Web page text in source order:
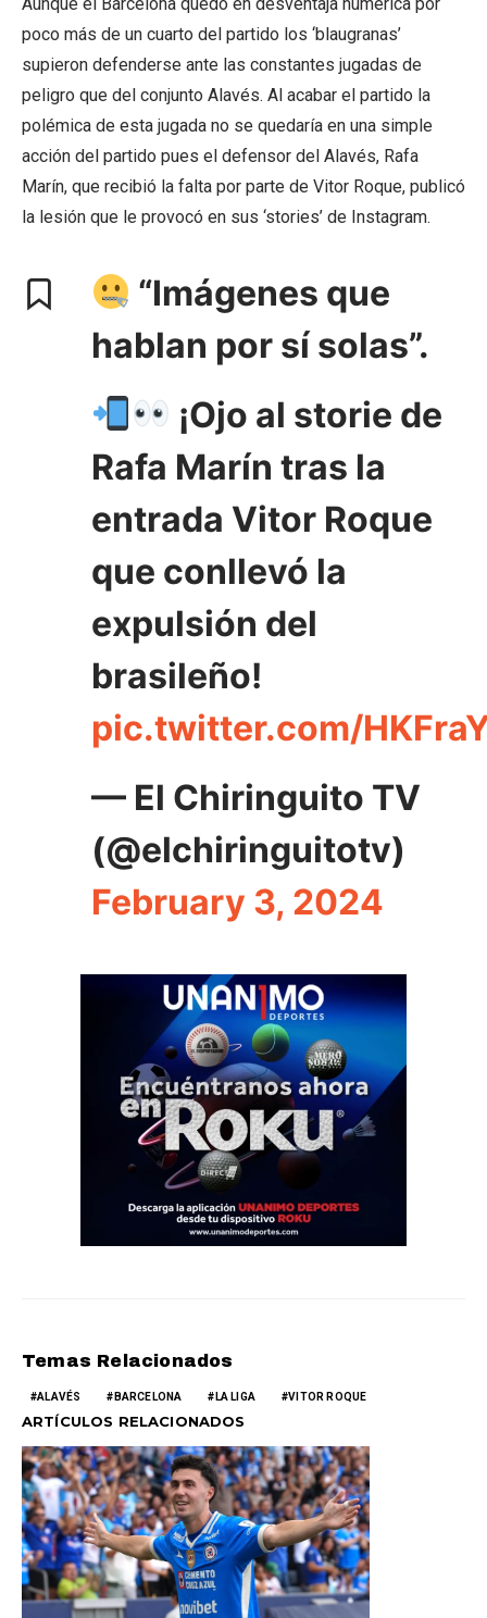
poco más de un cuarto del partido los ‘blaugranas’
supieron defenderse ante las constantes jugadas de
peligro que del conjunto Alavés. Al acabar el partido la
polémica de esta jugada no se quedaría en una simple
acción del partido pues el defensor del Alavés, Rafa
Marín, que recibió la falta por parte de Vitor Roque, publicó
la lesión que le provocó en sus ‘stories’ de Instagram.
“Imágenes que
hablan por sí solas”.
¡Ojo al storie de
Rafa Marín tras la
entrada Vitor Roque
que conllevó la
expulsión del
brasileño!
pic.twitter.com/
— El Chiringuito TV
(@elchiringuitotv)
February 3, 2024
Temas Relacionados
ALAVÉS BARCELONA LA LIGA VITOR ROQUE
ARTÍCULOS RELACIONADOS